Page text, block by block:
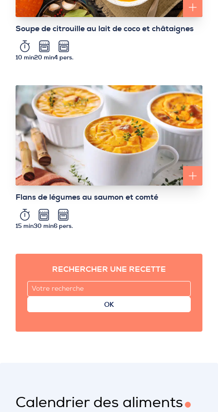
RECHERCHER UNE RECETTE
OK
Soupe de citrouille au lait de coco et châtaignes
10 min20 min4 pers.
Flans de légumes au saumon et comté
15 min30 min6 pers.
Calendrier des aliments